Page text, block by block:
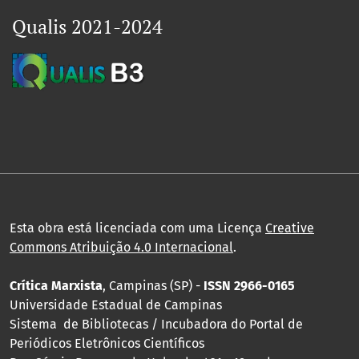
Qualis 2021-2024
Esta obra está licenciada com uma Licença Creative
Commons Atribuição 4.0 Internacional.
Crítica Marxista, Campinas (SP) - ISSN 2966-0165
Universidade Estadual de Campinas
Sistema de Bibliotecas / Incubadora do Portal de
Periódicos Eletrônicos Científicos